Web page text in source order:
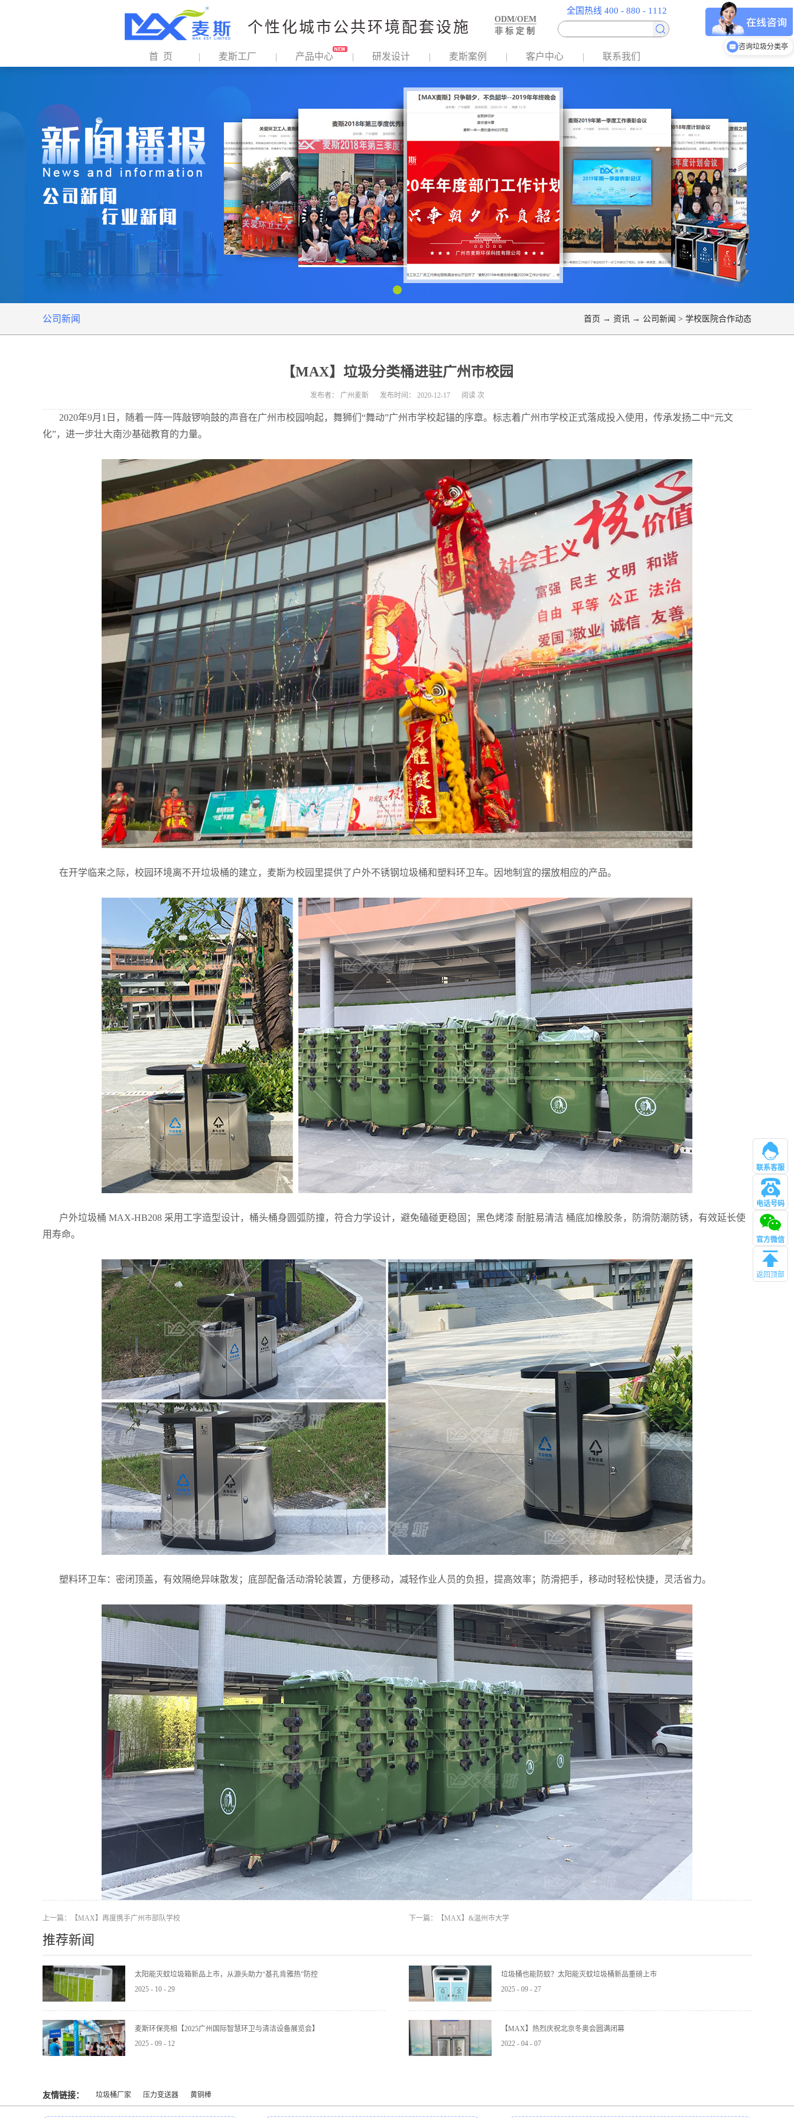
个性化城市公共环境配套设施
ODM/OEM
非 标 定 制
全国热线 400 - 880 - 1112
首 页 麦斯工厂 产品中心 研发设计 麦斯案例 客户中心 联系我们
首页 → 资讯 → 公司新闻 > 学校医院合作动态
公司新闻
【MAX】垃圾分类桶进驻广州市校园
发布者： 广州麦斯 发布时间： 2020-12-17 阅读 次
2020年9月1日，随着一阵一阵敲锣响鼓的声音在广州市校园响起，舞狮们“舞动”广州市学校起锚的序章。标志着广州市学校正式落成投入使用，传承发扬二中“元文
化”，进一步壮大南沙基础教育的力量。
在开学临来之际，校园环境离不开垃圾桶的建立，麦斯为校园里提供了户外不锈钢垃圾桶和塑料环卫车。因地制宜的摆放相应的产品。
户外垃圾桶 MAX-HB208 采用工字造型设计，桶头桶身圆弧防撞，符合力学设计，避免磕碰更稳固；黑色烤漆 耐脏易清洁 桶底加橡胶条，防滑防潮防锈，有效延长使
用寿命。
塑料环卫车：密闭顶盖，有效隔绝异味散发；底部配备活动滑轮装置，方便移动，减轻作业人员的负担，提高效率；防滑把手，移动时轻松快捷，灵活省力。
上一篇： 【MAX】再度携手广州市部队学校 下一篇： 【MAX】&温州市大学
推荐新闻
太阳能灭蚊垃圾箱新品上市，从源头助力“基孔肯雅热”防控
2025 - 10 - 29
垃圾桶也能防蚊？太阳能灭蚊垃圾桶新品重磅上市
2025 - 09 - 27
麦斯环保亮相【2025广州国际智慧环卫与清洁设备展览会】
2025 - 09 - 12
【MAX】热烈庆祝北京冬奥会圆满闭幕
2022 - 04 - 07
友情链接： 垃圾桶厂家 压力变送器 黄铜棒
联系客服
电话号码
管理
官方微信
返回顶部
咨询垃圾桶/果皮箱